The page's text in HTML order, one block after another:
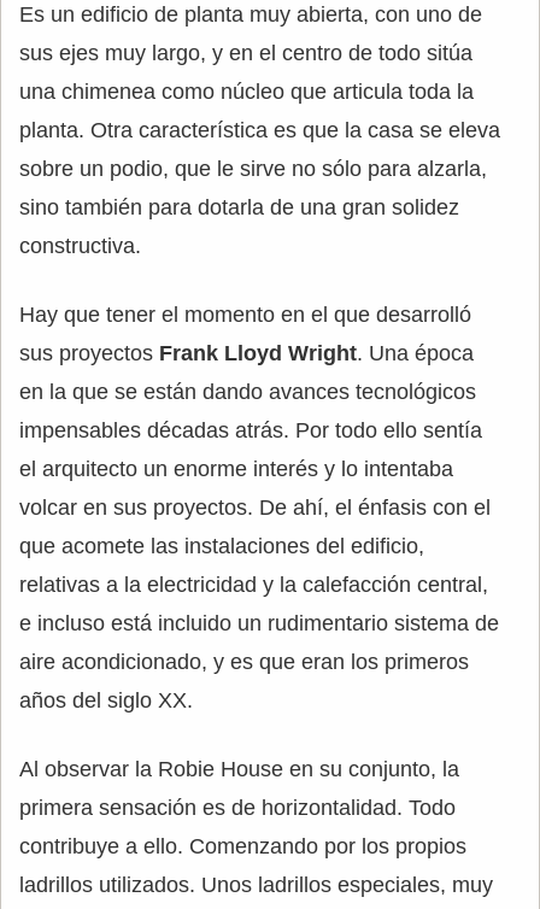
Es un edificio de planta muy abierta, con uno de
sus ejes muy largo, y en el centro de todo sitúa
una chimenea como núcleo que articula toda la
planta. Otra característica es que la casa se eleva
sobre un podio, que le sirve no sólo para alzarla,
sino también para dotarla de una gran solidez
constructiva.
Hay que tener el momento en el que desarrolló
sus proyectos Frank Lloyd Wright. Una época
en la que se están dando avances tecnológicos
impensables décadas atrás. Por todo ello sentía
el arquitecto un enorme interés y lo intentaba
volcar en sus proyectos. De ahí, el énfasis con el
que acomete las instalaciones del edificio,
relativas a la electricidad y la calefacción central,
e incluso está incluido un rudimentario sistema de
aire acondicionado, y es que eran los primeros
años del siglo XX.
Al observar la Robie House en su conjunto, la
primera sensación es de horizontalidad. Todo
contribuye a ello. Comenzando por los propios
ladrillos utilizados. Unos ladrillos especiales, muy